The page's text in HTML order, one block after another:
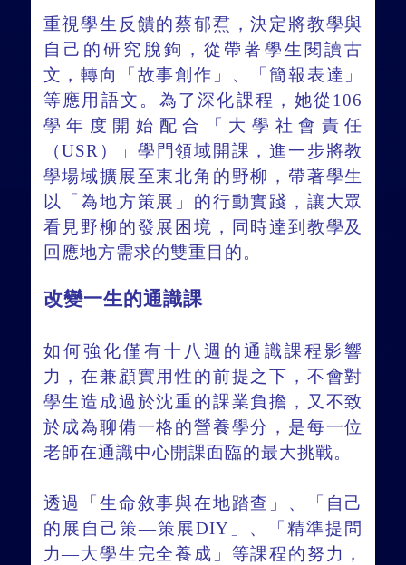
重視學生反饋的蔡郁焄，決定將教學與
自己的研究脫鉤，從帶著學生閱讀古
文，轉向「故事創作」、「簡報表達」
等應用語文。為了深化課程，她從106
學年度開始配合「大學社會責任
（USR）」學門領域開課，進一步將教
學場域擴展至東北角的野柳，帶著學生
以「為地方策展」的行動實踐，讓大眾
看見野柳的發展困境，同時達到教學及
回應地方需求的雙重目的。
改變一生的通識課
如何強化僅有十八週的通識課程影響
力，在兼顧實用性的前提之下，不會對
學生造成過於沈重的課業負擔，又不致
於成為聊備一格的營養學分，是每一位
老師在通識中心開課面臨的最大挑戰。
透過「生命敘事與在地踏查」、「自己
的展自己策—策展DIY」、「精準提問
力—大學生完全養成」等課程的努力，